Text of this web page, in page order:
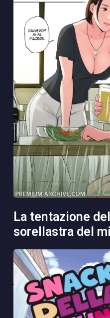
la tentazione della matrigna e
sorellastra del